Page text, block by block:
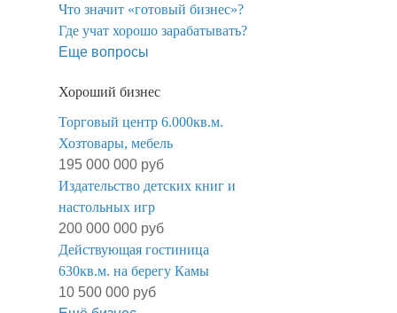
​Что значит «готовый бизнес»?
​Где учат хорошо зарабатывать?
Еще вопросы
Хороший бизнес
Торговый центр 6.000кв.м.
Хозтовары, мебель
195 000 000 руб
Издательство детских книг и
настольных игр
200 000 000 руб
Действующая гостиница
630кв.м. на берегу Камы
10 500 000 руб